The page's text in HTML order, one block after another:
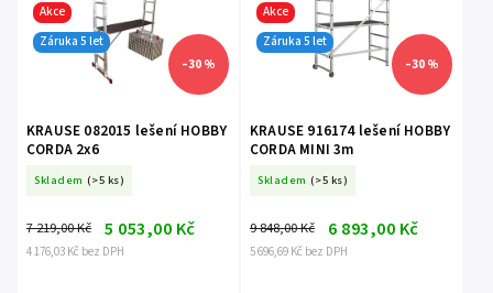
Akce
Záruka 5 let
–30 %
KRAUSE 082015 lešení HOBBY
CORDA 2x6
Skladem (>5 ks)
4 176,03 Kč bez DPH
7 219,00 Kč 5 053,00 Kč
Akce
Záruka 5 let
–30 %
KRAUSE 916174 lešení HOBBY
CORDA MINI 3m
Skladem (>5 ks)
5 696,69 Kč bez DPH
9 848,00 Kč 6 893,00 Kč